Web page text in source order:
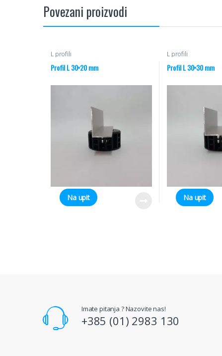
Povezani proizvodi
L profili
Profil L 30×20 mm
Na upit
L profili
Profil L 30×30 mm
Na upit
Imate pitanja ? Nazovite nas!
+385 (01) 2983 130